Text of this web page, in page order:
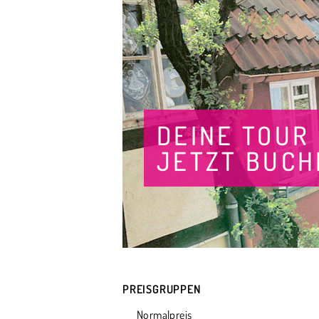
DEINE TOUR
JETZT
PREISGRUPPEN
Normalpreis